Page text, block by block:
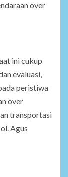
over
ini cukup
evaluasi,
peristiwa
over
transportasi
Agus